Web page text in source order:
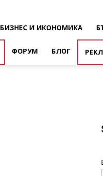
БИЗНЕС И ИКОНОМИКА
ФОРУМ БЛОГ